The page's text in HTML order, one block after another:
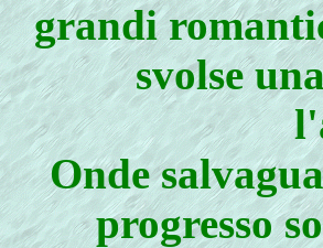
grandi
svolse
Onde
progresso